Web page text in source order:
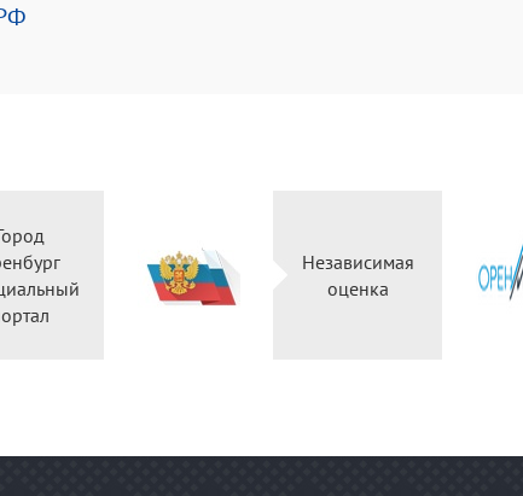
Независимая
оценка